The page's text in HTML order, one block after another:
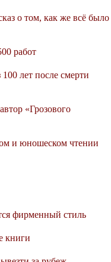
о том, как же всё было
работ
лет после смерти
«Грозового
и юношеском чтении
фирменный стиль
книги